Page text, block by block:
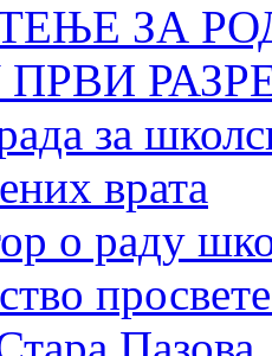
ЗА
за
врата
о раду